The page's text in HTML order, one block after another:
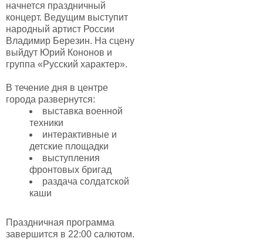
начнется праздничный
концерт. Ведущим выступит
народный артист России
Владимир Березин. На сцену
выйдут Юрий Кононов и
группа «Русский характер».
В течение дня в центре
города развернутся:
выставка военной
техники
интерактивные и
детские площадки
выступления
фронтовых бригад
раздача солдатской
каши
Праздничная программа
завершится в 22:00 салютом.